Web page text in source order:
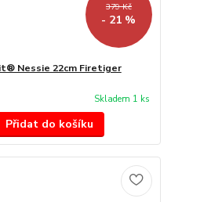
379 Kč
- 21 %
Nessie 22cm Firetiger
Skladem 1 ks
Přidat do košíku